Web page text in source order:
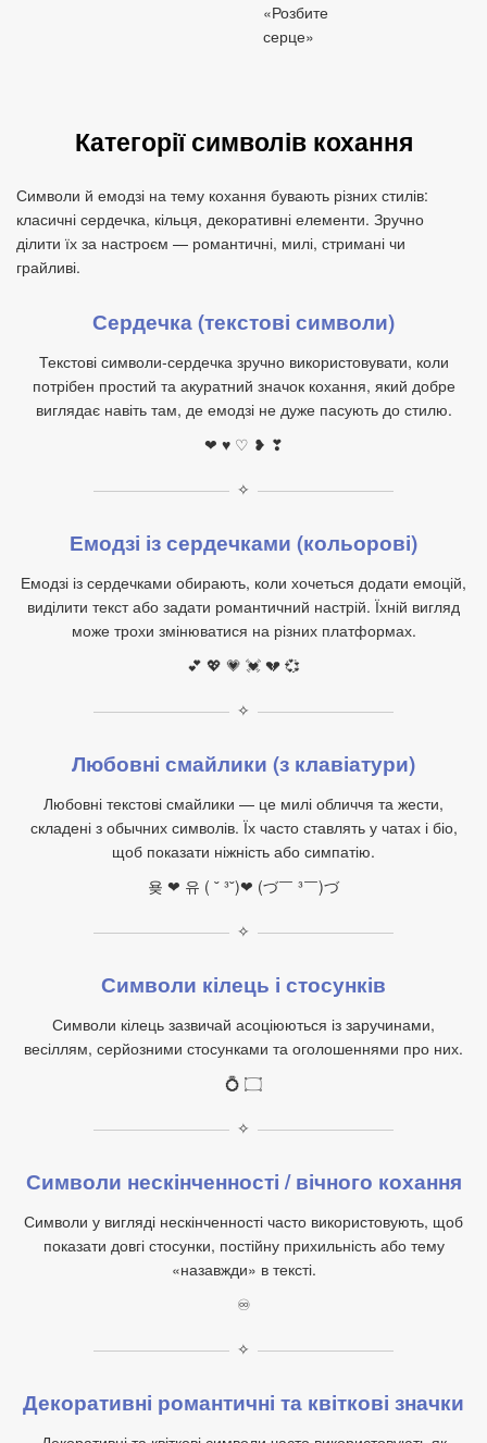
«Розбите
серце»
Категорії символів кохання
Символи й емодзі на тему кохання бувають різних стилів:
класичні сердечка, кільця, декоративні елементи. Зручно
ділити їх за настроєм — романтичні, милі, стримані чи
грайливі.
Сердечка (текстові символи)
Текстові символи‑сердечка зручно використовувати, коли
потрібен простий та акуратний значок кохання, який добре
виглядає навіть там, де емодзі не дуже пасують до стилю.
❤ ♥ ♡ ❥ ❣
✧
Емодзі із сердечками (кольорові)
Емодзі із сердечками обирають, коли хочеться додати емоцій,
виділити текст або задати романтичний настрій. Їхній вигляд
може трохи змінюватися на різних платформах.
💕 💖 💗 💓 💔 💞
✧
Любовні смайлики (з клавіатури)
Любовні текстові смайлики — це милі обличчя та жести,
складені з обычних символів. Їх часто ставлять у чатах і біо,
щоб показати ніжність або симпатію.
욪 ❤ 유 ( ˘ ³˘)❤ (づ￣ ³￣)づ
✧
Символи кілець і стосунків
Символи кілець зазвичай асоціюються із заручинами,
весіллям, серйозними стосунками та оголошеннями про них.
💍 ۝
✧
Символи нескінченності / вічного кохання
Символи у вигляді нескінченності часто використовують, щоб
показати довгі стосунки, постійну прихильність або тему
«назавжди» в тексті.
♾
✧
Декоративні романтичні та квіткові значки